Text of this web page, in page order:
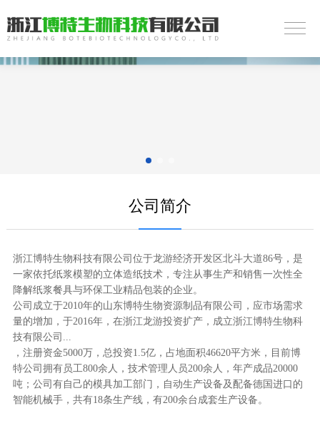
公司简介
浙江博特生物科技有限公司位于龙游经济开发区北斗大道86号，是
一家依托纸浆模塑的立体造纸技术，专注从事生产和销售一次性全
降解纸浆餐具与环保工业精品包装的企业。
公司成立于2010年的山东博特生物资源制品有限公司，应市场需求
量的增加，于2016年，在浙江龙游投资扩产，成立浙江博特生物科
技有限公司...
，注册资金5000万，总投资1.5亿，占地面积46620平方米，目前博
特公司拥有员工800余人，技术管理人员200余人，年产成品20000
吨；公司有自己的模具加工部门，自动生产设备及配备德国进口的
智能机械手，共有18条生产线，有200余台成套生产设备。